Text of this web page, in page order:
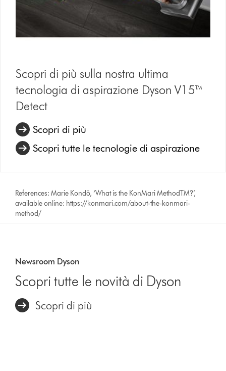
Scopri di più sulla nostra ultima
tecnologia di aspirazione Dyson V15™
Detect
Scopri di più
Scopri tutte le tecnologie di aspirazione
References: Marie Kondō, ‘What is the KonMari MethodTM?’,
available online: https://konmari.com/about-the-konmari-
method/
Newsroom Dyson
Scopri tutte le novità di Dyson
Scopri di più